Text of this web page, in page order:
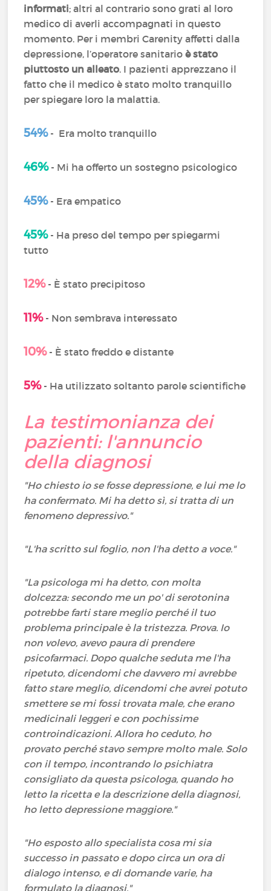
informati; altri al contrario sono grati al loro
medico di averli accompagnati in questo
momento. Per i membri Carenity affetti dalla
depressione, l’operatore sanitarioè stato
piuttosto un alleato. I pazienti apprezzano il
fatto che il medico è stato molto tranquillo
per spiegare loro la malattia.
54%- Era molto tranquillo
46%- Mi ha offerto un sostegno psicologico
45%- Era empatico
45%- Ha preso del tempo per spiegarmi
tutto
12%- È stato precipitoso
11%- Non sembrava interessato
10%- È stato freddo e distante
5%- Ha utilizzato soltanto parole scientifiche
La testimonianza dei
pazienti: l'annuncio
della diagnosi
"Ho chiesto io se fosse depressione, e lui me lo
ha confermato. Mi ha detto sì, si tratta di un
fenomeno depressivo."
"L'ha scritto sul foglio, non l'ha detto a voce."
"La psicologa mi ha detto, con molta
dolcezza: secondo me un po' di serotonina
potrebbe farti stare meglio perché il tuo
problema principale è la tristezza. Prova. Io
non volevo, avevo paura di prendere
psicofarmaci. Dopo qualche seduta me l'ha
ripetuto, dicendomi che davvero mi avrebbe
fatto stare meglio, dicendomi che avrei potuto
smettere se mi fossi trovata male, che erano
medicinali leggeri e con pochissime
controindicazioni. Allora ho ceduto, ho
provato perché stavo sempre molto male. Solo
con il tempo, incontrando lo psichiatra
consigliato da questa psicologa, quando ho
letto la ricetta e la descrizione della diagnosi,
ho letto depressione maggiore."
"Ho esposto allo specialista cosa mi sia
successo in passato e dopo circa un ora di
dialogo intenso, e di domande varie, ha
formulato la diagnosi."